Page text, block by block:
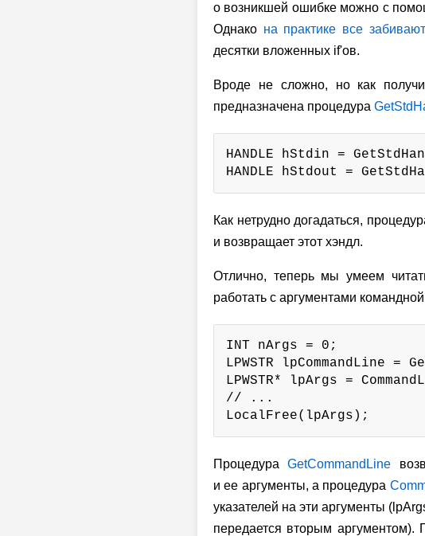
о возникшей ошибке можно с
Однако на практике все забивают
десятки вложенных if'ов.
Вроде не сложно, но как
предназначена процедура
HANDLE hStdin =
HANDLE hStdout =
Как нетрудно догадаться,
и возвращает этот хэндл.
Отлично, теперь мы умеем
работать с аргументами
INT nArgs = 0;
LPWSTR lpCommandLine =
LPWSTR* lpArgs =
// ...
LocalFree(lpArgs);
ПроцедураGetCommandLine
и ее аргументы, а процедура
указателей на эти аргументы
передается вторым